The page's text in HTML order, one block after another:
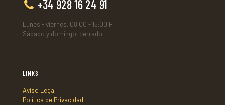
+34 928 16 24 91
Lunes - viernes, 08:00 - 15:00 H
Sábado y domingo, cerrado
LINKS
Aviso Legal
Política de Privacidad